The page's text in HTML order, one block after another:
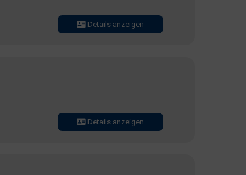
Details anzeigen
Details anzeigen